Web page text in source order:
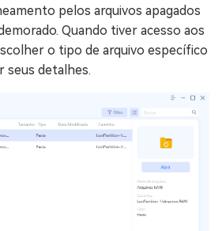
pelos arquivos apagados
Quando tiver acesso aos
o tipo de arquivo específico
seus detalhes.